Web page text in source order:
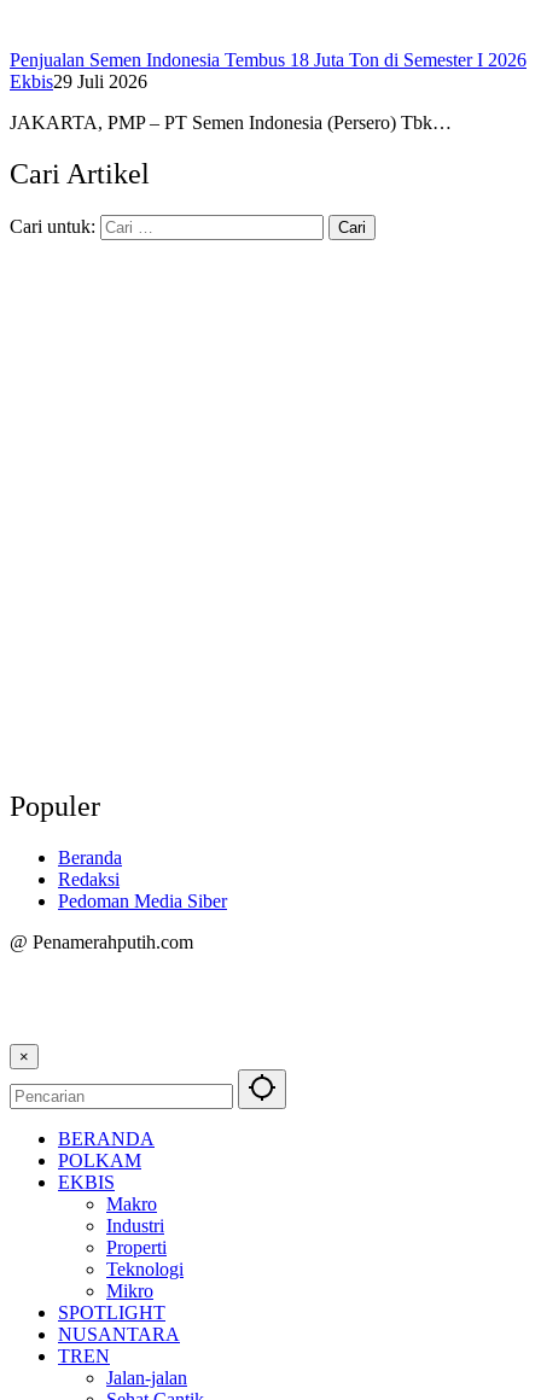
Penjualan Semen Indonesia Tembus 18 Juta Ton di Semester I 2026
Ekbis29 Juli 2026
JAKARTA, PMP – PT Semen Indonesia (Persero) Tbk…
Cari Artikel
Cari untuk:
Populer
Beranda
Redaksi
Pedoman Media Siber
@ Penamerahputih.com
×
BERANDA
POLKAM
EKBIS
Makro
Industri
Properti
Teknologi
Mikro
SPOTLIGHT
NUSANTARA
TREN
Jalan-jalan